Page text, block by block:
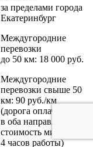
за пределами города
Екатеринбург
Междугородние
перевозки
до 50 км: 18 000 руб.
Междугородние
перевозки свыше 50
км: 90 руб./км
(дорога оплачивается
в оба направления +
стоимость минимум
4 часов работы)